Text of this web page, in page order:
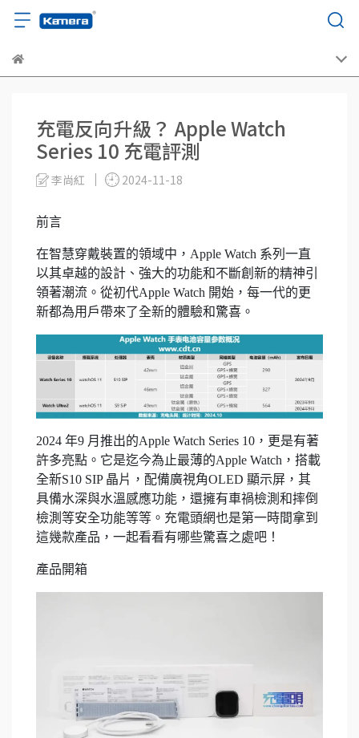
充電反向升級？ Apple Watch
Series 10 充電評測
李尚紅 2024-11-18
前言
在智慧穿戴裝置的領域中，Apple Watch 系列一直
以其卓越的設計、強大的功能和不斷創新的精神引
領著潮流。從初代Apple Watch 開始，每一代的更
新都為用戶帶來了全新的體驗和驚喜。
2024 年9 月推出的Apple Watch Series 10，更是有著
許多亮點。它是迄今為止最薄的Apple Watch，搭載
全新S10 SIP 晶片，配備廣視角OLED 顯示屏，其
具備水深與水溫感應功能，還擁有車禍檢測和摔倒
檢測等安全功能等等。充電頭網也是第一時間拿到
這幾款產品，一起看看有哪些驚喜之處吧！
產品開箱